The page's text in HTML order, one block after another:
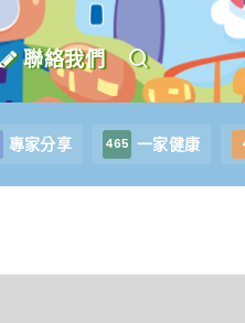
聯絡我們
專家分享 465 一家健康